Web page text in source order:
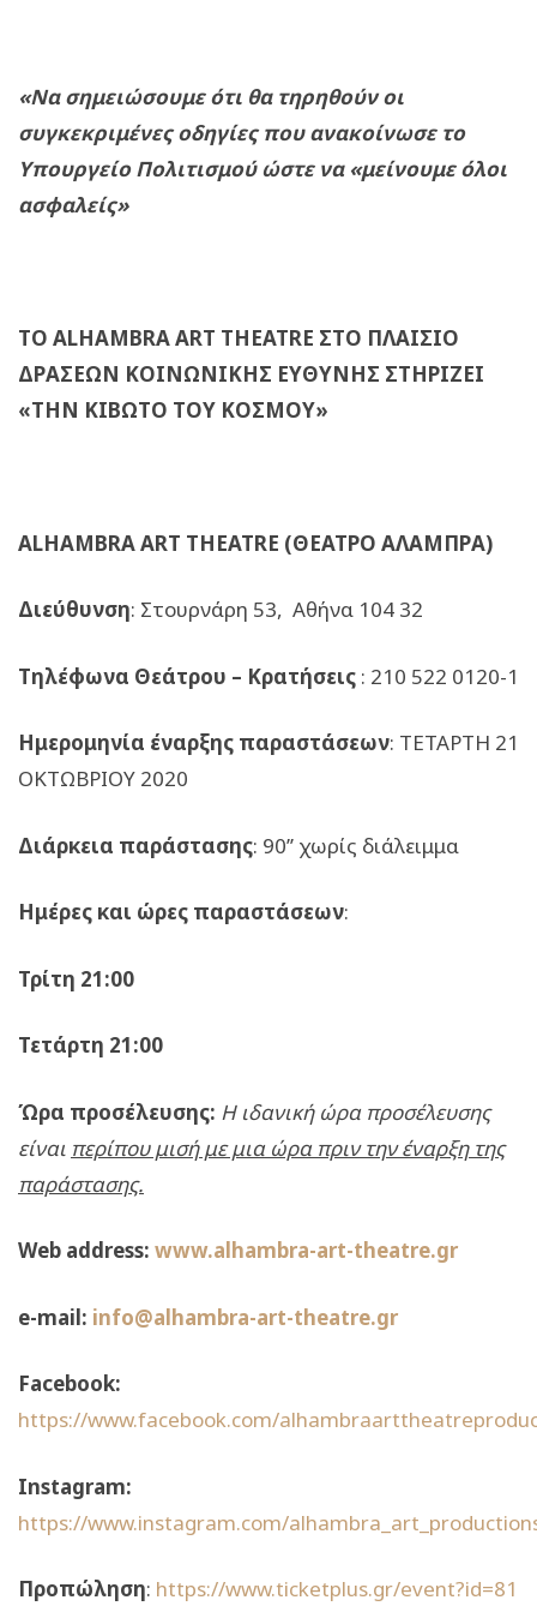
«Να σημειώσουμε ότι θα τηρηθούν οι
συγκεκριμένες οδηγίες που ανακοίνωσε το
Υπουργείο Πολιτισμού ώστε να «μείνουμε όλοι
ασφαλείς»
ΤΟ ALHAMBRAART THEATRE ΣΤΟ ΠΛΑΙΣΙΟ
ΔΡΑΣΕΩΝ ΚΟΙΝΩΝΙΚΗΣ ΕΥΘΥΝΗΣ ΣΤΗΡΙΖΕΙ
«ΤΗΝ ΚΙΒΩΤΟ ΤΟΥ ΚΟΣΜΟΥ»
ALHAMBRA ART THEATRE (ΘΕΑΤΡΟ ΑΛΑΜΠΡΑ)
Διεύθυνση: Στουρνάρη 53, Αθήνα 104 32
Τηλέφωνα Θεάτρου – Κρατήσεις : 210 522 0120-1
Ημερομηνία έναρξης παραστάσεων: ΤΕΤΑΡΤΗ 21
ΟΚΤΩΒΡΙΟΥ 2020
Διάρκεια παράστασης: 90’’ χωρίς διάλειμμα
Ημέρες και ώρες παραστάσεων:
Τρίτη 21:00
Τετάρτη 21:00
Ώρα προσέλευσης: Η ιδανική ώρα προσέλευσης
είναι περίπου μισή με μια ώρα πριν την έναρξη της
παράστασης.
Web address: www.alhambra-art-theatre.gr
e-mail: info@alhambra-art-theatre.gr
Facebook:
https://www.facebook.com/
Instagram:
https://www.instagram.com/
Προπώληση: https://www.ticketplus.gr/event?id=81